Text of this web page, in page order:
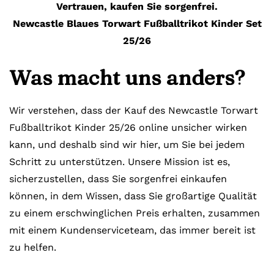
Vertrauen, kaufen Sie sorgenfrei.
Newcastle Blaues Torwart Fußballtrikot Kinder Set
25/26
Was macht uns anders?
Wir verstehen, dass der Kauf des Newcastle Torwart
Fußballtrikot Kinder 25/26 online unsicher wirken
kann, und deshalb sind wir hier, um Sie bei jedem
Schritt zu unterstützen. Unsere Mission ist es,
sicherzustellen, dass Sie sorgenfrei einkaufen
können, in dem Wissen, dass Sie großartige Qualität
zu einem erschwinglichen Preis erhalten, zusammen
mit einem Kundenserviceteam, das immer bereit ist
zu helfen.